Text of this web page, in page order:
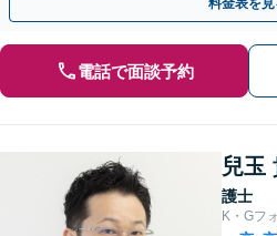
料金表を見
電話で面談予約
兒玉
護士
K・Gフ